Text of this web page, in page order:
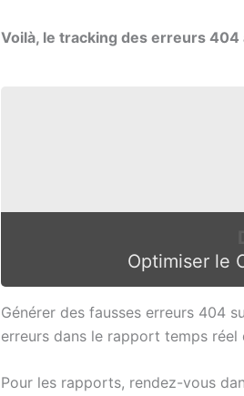
Voilà, le tracking des erreurs
Optimiser le
Générer des fausses erreurs 404
erreurs dans le rapport temps réel
Pour les rapports, rendez-vous